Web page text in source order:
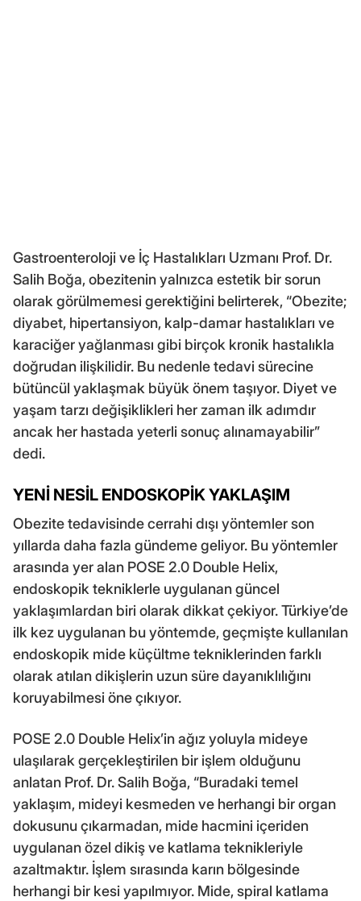
Gastroenteroloji ve İç Hastalıkları Uzmanı Prof. Dr.
Salih Boğa, obezitenin yalnızca estetik bir sorun
olarak görülmemesi gerektiğini belirterek, “Obezite;
diyabet, hipertansiyon, kalp-damar hastalıkları ve
karaciğer yağlanması gibi birçok kronik hastalıkla
doğrudan ilişkilidir. Bu nedenle tedavi sürecine
bütüncül yaklaşmak büyük önem taşıyor. Diyet ve
yaşam tarzı değişiklikleri her zaman ilk adımdır
ancak her hastada yeterli sonuç alınamayabilir”
dedi.
YENİ NESİL ENDOSKOPİK YAKLAŞIM
Obezite tedavisinde cerrahi dışı yöntemler son
yıllarda daha fazla gündeme geliyor. Bu yöntemler
arasında yer alan POSE 2.0 Double Helix,
endoskopik tekniklerle uygulanan güncel
yaklaşımlardan biri olarak dikkat çekiyor. Türkiye’de
ilk kez uygulanan bu yöntemde, geçmişte kullanılan
endoskopik mide küçültme tekniklerinden farklı
olarak atılan dikişlerin uzun süre dayanıklılığını
koruyabilmesi öne çıkıyor.
POSE 2.0 Double Helix’in ağız yoluyla mideye
ulaşılarak gerçekleştirilen bir işlem olduğunu
anlatan Prof. Dr. Salih Boğa, “Buradaki temel
yaklaşım, mideyi kesmeden ve herhangi bir organ
dokusunu çıkarmadan, mide hacmini içeriden
uygulanan özel dikiş ve katlama teknikleriyle
azaltmaktır. İşlem sırasında karın bölgesinde
herhangi bir kesi yapılmıyor. Mide, spiral katlama